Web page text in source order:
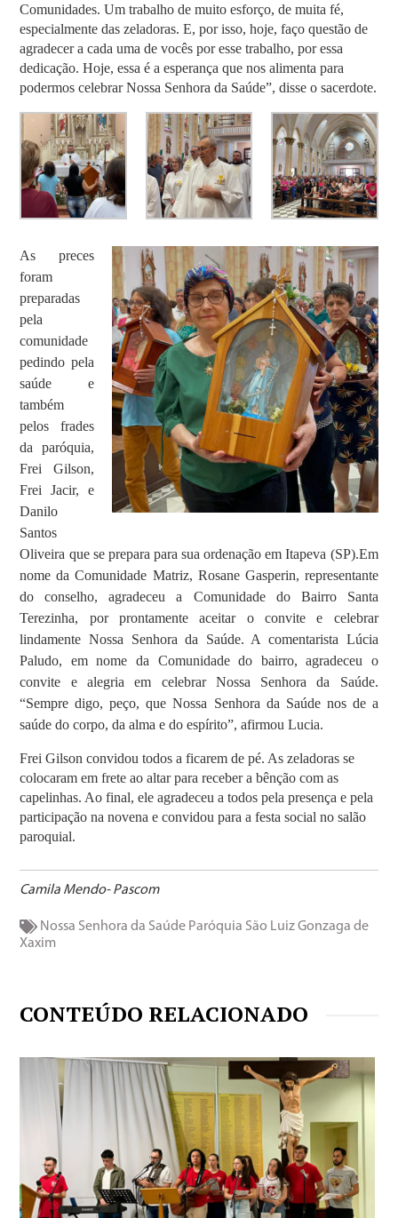
Comunidades. Um trabalho de muito esforço, de muita fé,
especialmente das zeladoras. E, por isso, hoje, faço questão de
agradecer a cada uma de vocês por esse trabalho, por essa
dedicação. Hoje, essa é a esperança que nos alimenta para
podermos celebrar Nossa Senhora da Saúde”, disse o sacerdote.
As preces
foram
preparadas
pela
comunidade
pedindo pela
saúde e
também
pelos frades
da paróquia,
Frei Gilson,
Frei Jacir, e
Danilo
Santos
Oliveira que se prepara para sua ordenação em Itapeva (SP).Em
nome da Comunidade Matriz, Rosane Gasperin, representante
do conselho, agradeceu a Comunidade do Bairro Santa
Terezinha, por prontamente aceitar o convite e celebrar
lindamente Nossa Senhora da Saúde. A comentarista Lúcia
Paludo, em nome da Comunidade do bairro, agradeceu o
convite e alegria em celebrar Nossa Senhora da Saúde.
“Sempre digo, peço, que Nossa Senhora da Saúde nos de a
saúde do corpo, da alma e do espírito”, afirmou Lucia.
Frei Gilson convidou todos a ficarem de pé. As zeladoras se
colocaram em frete ao altar para receber a bênção com as
capelinhas. Ao final, ele agradeceu a todos pela presença e pela
participação na novena e convidou para a festa social no salão
paroquial.
Camila Mendo- Pascom
Nossa Senhora da Saúde Paróquia São Luiz Gonzaga de
Xaxim
CONTEÚDO RELACIONADO